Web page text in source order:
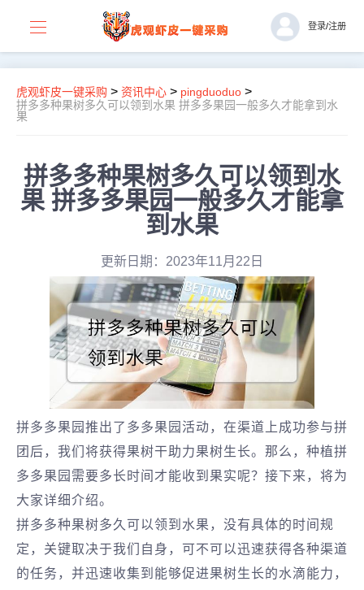
登录/注册
虎观虾皮一键采购 > 资讯中心 > pingduoduo >
拼多多种果树多久可以领到水果 拼多多果园一般多久才能拿到水
果
拼多多种果树多久可以领到水
果 拼多多果园一般多久才能拿
到水果
更新日期：2023年11月22日
拼多多果园推出了多多果园活动，在渠道上成功参与拼
团后，我们将获得果树干助力果树生长。那么，种植拼
多多果园需要多长时间才能收到果实呢？接下来，将为
大家详细介绍。
拼多多种果树多久可以领到水果，没有具体的时间规
定，关键取决于我们自身，可不可以迅速获得各种渠道
的任务，并迅速收集到能够促进果树生长的水滴能力，